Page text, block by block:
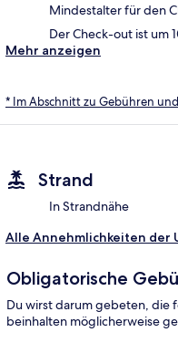
Mindestalter für den
Der Check-out ist um
Mehr anzeigen
* Im Abschnitt zu Gebühren
Strand
In Strandnähe
Alle Annehmlichkeiten der
Obligatorische
Du wirst darum gebeten, die
beinhalten möglicherweise